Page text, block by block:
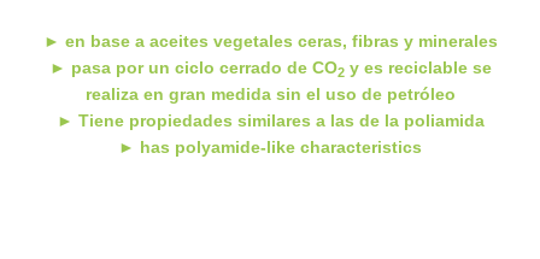
► en base a aceites vegetales ceras, fibras y minerales
► pasa por un ciclo cerrado de CO2y es reciclable se
realiza en gran medida sin el uso de petróleo
► Tiene propiedades similares a las de la poliamida
► has polyamide-like characteristics